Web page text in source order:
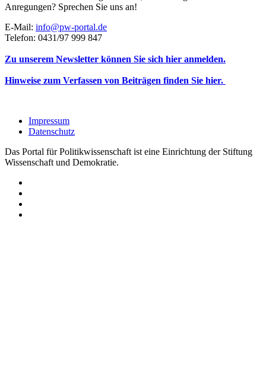
Anregungen? Sprechen Sie uns an!
E-Mail: info@pw-portal.de
Telefon: 0431/97 999 847
Zu unserem Newsletter können Sie sich hier anmelden.
Hinweise zum Verfassen von Beiträgen finden Sie hier.
Impressum
Datenschutz
Das Portal für Politikwissenschaft ist eine Einrichtung der Stiftung
Wissenschaft und Demokratie.